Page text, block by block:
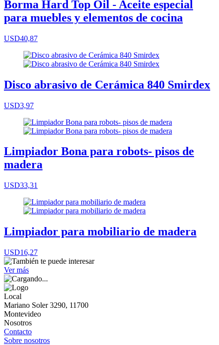
Borma Hard Top Oil - Aceite especial
para muebles y elementos de cocina
USD40,87
Disco abrasivo de Cerámica 840 Smirdex
USD3,97
Limpiador Bona para robots- pisos de
madera
USD33,31
Limpiador para mobiliario de madera
USD16,27
Ver más
Local
Mariano Soler 3290, 11700
Montevideo
Nosotros
Contacto
Sobre nosotros